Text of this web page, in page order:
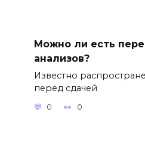
Можно ли есть
анализов?
Известно
перед сдачей
0 0